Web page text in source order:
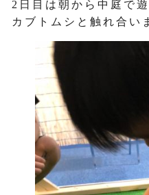
2日目は朝から中庭で
カブトムシと触れ合い